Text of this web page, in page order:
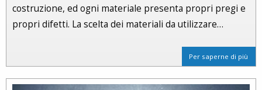
costruzione, ed ogni materiale presenta propri pregi e
propri difetti. La scelta dei materiali da utilizzare…
Per saperne di più